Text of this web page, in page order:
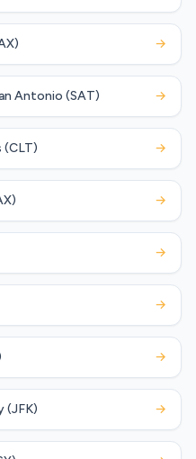
→
Antonio (SAT) →
→
→
→
→
→
(JFK) →